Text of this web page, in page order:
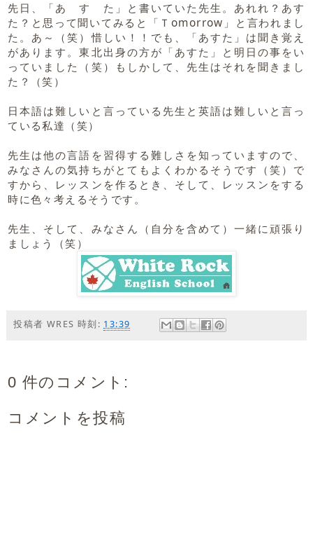
先日、「あ す た」と書いていた先生。あれれ？あす
た？と思って聞いてみると「Ｔomorrow」と言われまし
た。あ～（笑）惜しい！！でも、「あすた」は聞き覚え
があります。東北出身の方が「あすた」と明日の事をい
っていました（笑）もしかして、先生はそれを聞きまし
た？（笑）
日本語は難しいと言っている先生と英語は難しいと言っ
ている私達（笑）
先生は他の言語を習得する難しさを知っていますので、
みなさんの気持ちがとてもよくわかるそうです（笑）で
すから、レッスンを作るとき、そして、レッスンをする
時に色々考えるそうです。
先生、そして、みなさん（自分を含めて）一緒に頑張り
ましょう（笑）
投稿者 WRES 時刻: 13:39
0 件のコメント:
コメントを投稿